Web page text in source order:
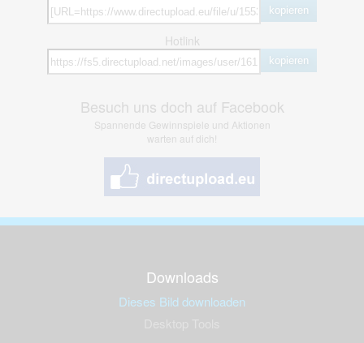
kopieren
Hotlink
kopieren
Besuch uns doch auf Facebook
Spannende Gewinnspiele und Aktionen
warten auf dich!
Downloads
Dieses Bild downloaden